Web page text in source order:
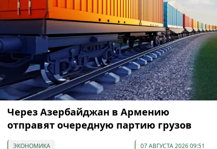
Через Азербайджан в Армению
отправят очередную партию грузов
ЭКОНОМИКА 07 АВГУСТА 2026 09:51